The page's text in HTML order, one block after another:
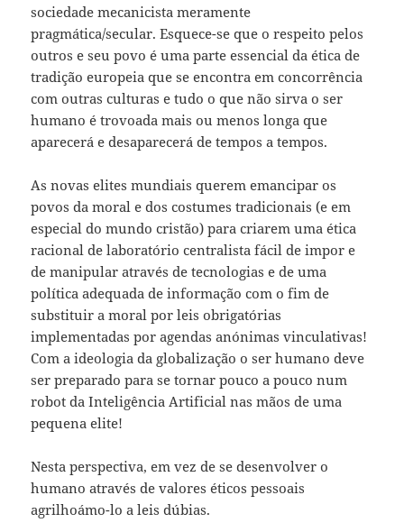
sociedade mecanicista meramente
pragmática/secular. Esquece-se que o respeito pelos
outros e seu povo é uma parte essencial da ética de
tradição europeia que se encontra em concorrência
com outras culturas e tudo o que não sirva o ser
humano é trovoada mais ou menos longa que
aparecerá e desaparecerá de tempos a tempos.
As novas elites mundiais querem emancipar os
povos da moral e dos costumes tradicionais (e em
especial do mundo cristão) para criarem uma ética
racional de laboratório centralista fácil de impor e
de manipular através de tecnologias e de uma
política adequada de informação com o fim de
substituir a moral por leis obrigatórias
implementadas por agendas anónimas vinculativas!
Com a ideologia da globalização o ser humano deve
ser preparado para se tornar pouco a pouco num
robot da Inteligência Artificial nas mãos de uma
pequena elite!
Nesta perspectiva, em vez de se desenvolver o
humano através de valores éticos pessoais
agrilhoámo-lo a leis dúbias.